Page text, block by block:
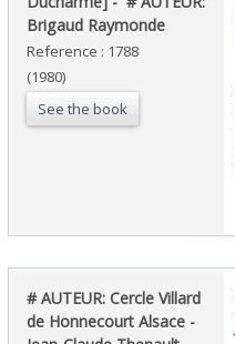
Brigaud Raymonde‎
Reference : 1788
(1980)
See the book
‎# AUTEUR: Cercle Villard
de Honnecourt Alsace -